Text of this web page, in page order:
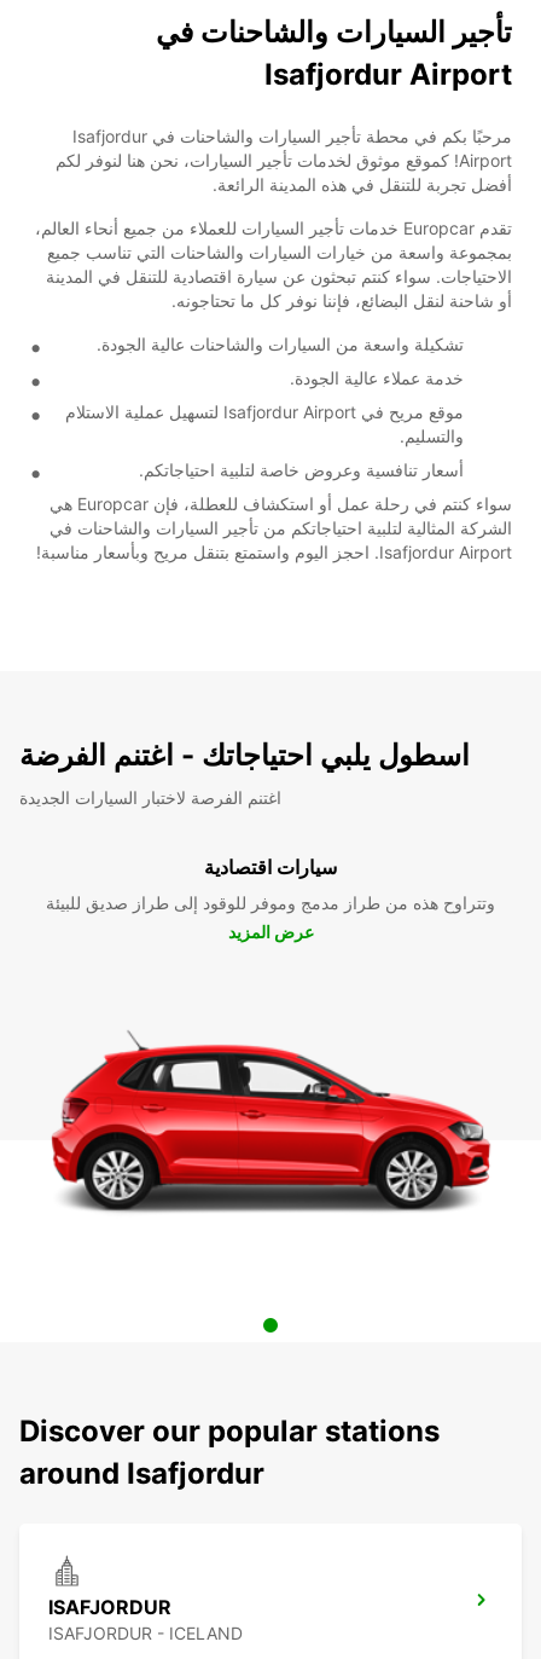
تأجير السيارات والشاحنات في
Isafjordur Airport
مرحبًا بكم في محطة تأجير السيارات والشاحنات في Isafjordur
Airport! كموقع موثوق لخدمات تأجير السيارات، نحن هنا لنوفر لكم
أفضل تجربة للتنقل في هذه المدينة الرائعة.
تقدم Europcar خدمات تأجير السيارات للعملاء من جميع أنحاء العالم،
بمجموعة واسعة من خيارات السيارات والشاحنات التي تناسب جميع
الاحتياجات. سواء كنتم تبحثون عن سيارة اقتصادية للتنقل في المدينة
أو شاحنة لنقل البضائع، فإننا نوفر كل ما تحتاجونه.
تشكيلة واسعة من السيارات والشاحنات عالية الجودة.
خدمة عملاء عالية الجودة.
موقع مريح في Isafjordur Airport لتسهيل عملية الاستلام
والتسليم.
أسعار تنافسية وعروض خاصة لتلبية احتياجاتكم.
سواء كنتم في رحلة عمل أو استكشاف للعطلة، فإن Europcar هي
الشركة المثالية لتلبية احتياجاتكم من تأجير السيارات والشاحنات في
Isafjordur Airport. احجز اليوم واستمتع بتنقل مريح وبأسعار مناسبة!
اسطول يلبي احتياجاتك - اغتنم الفرضة
اغتنم الفرصة لاختبار السيارات الجديدة
سيارات اقتصادية
وتتراوح هذه من طراز مدمج وموفر للوقود إلى طراز صديق للبيئة
عرض المزيد
Discover our popular stations
around Isafjordur
ISAFJORDUR
ISAFJORDUR - ICELAND